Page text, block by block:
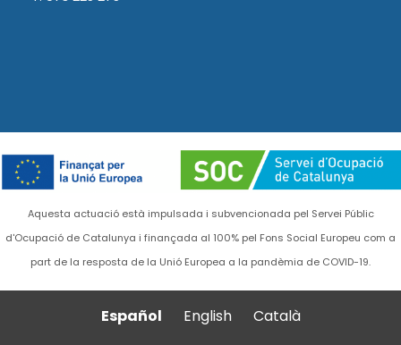
Aquesta actuació està impulsada i subvencionada pel Servei Públic
d'Ocupació de Catalunya i finançada al 100% pel Fons Social Europeu com a
part de la resposta de la Unió Europea a la pandèmia de COVID-19.
Español English Català